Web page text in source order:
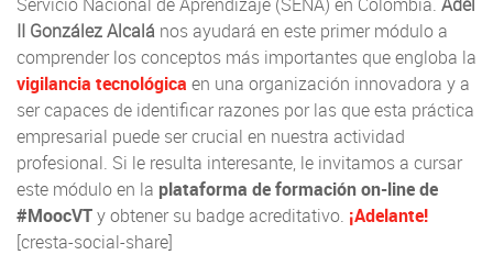
II González Alcalá nos ayudará en este primer módulo a
comprender los conceptos más importantes que engloba la
vigilancia tecnológica en una organización innovadora y a
ser capaces de identificar razones por las que esta práctica
empresarial puede ser crucial en nuestra actividad
profesional. Si le resulta interesante, le invitamos a cursar
este módulo en la plataforma de formación on-line de
#MoocVTy obtener su badge acreditativo. ¡Adelante!
[cresta-social-share]